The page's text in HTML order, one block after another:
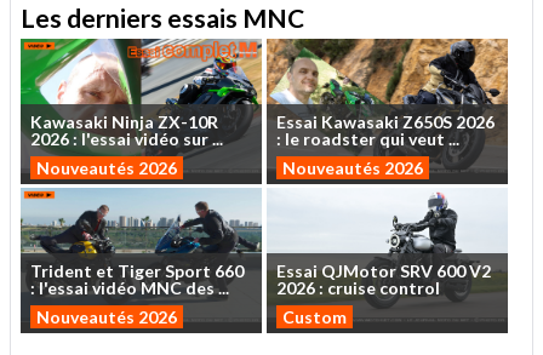
Les derniers essais MNC
Kawasaki NinjaZX-10R
2026: l'essaividéo sur...
Nouveautés 2026
Essai KawasakiZ650S 2026
: le roadsterquiveut ...
Nouveautés 2026
Trident et TigerSport 660
: l'essaividéoMNCdes...
Nouveautés 2026
EssaiQJMotorSRV 600V2
2026 : cruise control
Custom